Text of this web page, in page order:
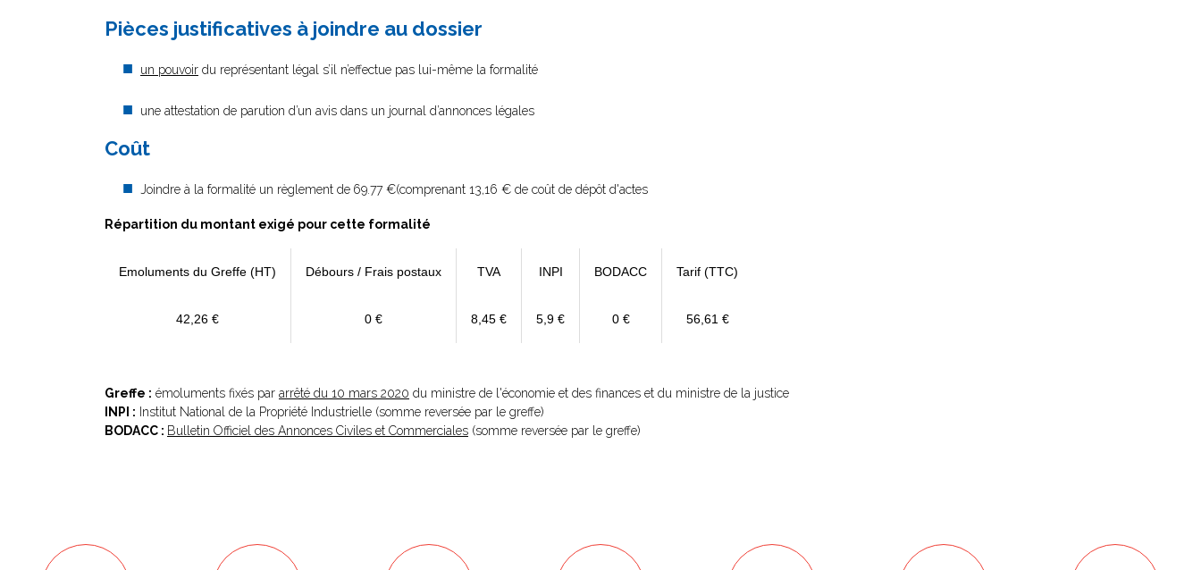
Pièces justificatives à joindre au dossier
un pouvoir du représentant légal s’il n’effectue pas lui-même la formalité
une attestation de parution d’un avis dans un journal d’annonces légales
Coût
Joindre à la formalité un règlement de 69.77 €(comprenant 13,16 € de coût de dépôt d'actes
Répartition du montant exigé pour cette formalité
Emoluments du Greffe (HT) Débours / Frais postaux TVA INPI BODACC Tarif (TTC)
42,26 € 0 € 8,45 € 5,9 € 0 € 56,61 €
Greffe : émoluments fixés par arrêté du 10 mars 2020 du ministre de l'économie et des finances et du ministre de la justice
INPI : Institut National de la Propriété Industrielle (somme reversée par le greffe)
BODACC : Bulletin Officiel des Annonces Civiles et Commerciales (somme reversée par le greffe)